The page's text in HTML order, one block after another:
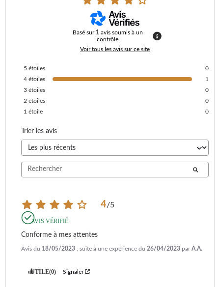
Basé sur 1 avis soumis à un
contrôle
Voir tous les avis sur ce site
5 étoiles
0
4 étoiles
1
3 étoiles
0
2 étoiles
0
1 étoile 0
Trier les avis
4/5
AVIS VÉRIFIÉ
Conforme à mes attentes
Avis du 18/05/2023 , suite à une expérience du 26/04/2023 parA.A.
UTILE(0) Signaler